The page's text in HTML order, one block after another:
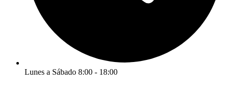
Lunes a Sábado 8:00 - 18:00